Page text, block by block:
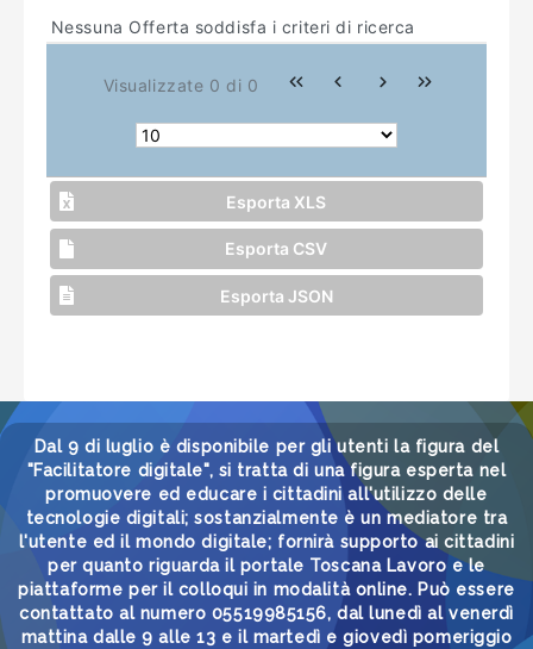
Nessuna Offerta soddisfa i criteri di ricerca
Visualizzate 0 di 0
Esporta XLS
Esporta CSV
Esporta JSON
Dal 9 di luglio è disponibile per gli utenti la figura del
"Facilitatore digitale", si tratta di una figura esperta nel
promuovere ed educare i cittadini all'utilizzo delle
tecnologie digitali; sostanzialmente è un mediatore tra
l'utente ed il mondo digitale; fornirà supporto ai cittadini
per quanto riguarda il portale Toscana Lavoro e le
piattaforme per il colloqui in modalità online. Può essere
contattato al numero 05519985156, dal lunedì al venerdì
mattina dalle 9 alle 13 e il martedì e giovedì pomeriggio